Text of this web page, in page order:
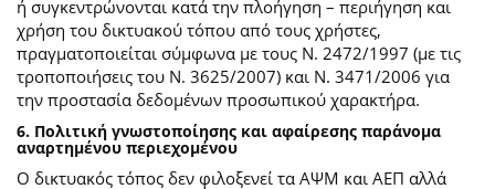
ή συγκεντρώνονται κατά την πλοήγηση – περιήγηση και
χρήση του δικτυακού τόπου από τους χρήστες,
πραγματοποιείται σύμφωνα με τους Ν. 2472/1997 (με τις
τροποποιήσεις του Ν. 3625/2007) και Ν. 3471/2006 για
την προστασία δεδομένων προσωπικού χαρακτήρα.
6. Πολιτική γνωστοποίησης και αφαίρεσης παράνομα
αναρτημένου περιεχομένου
Ο δικτυακός τόπος δεν φιλοξενεί τα ΑΨΜ και ΑΕΠ αλλά